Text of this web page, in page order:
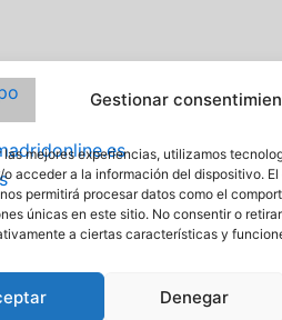
Gestionar
las mejores experiencias, utilizamos
o acceder a la información del dispositivo.
permitirá procesar datos como el
únicas en este sitio. No consentir o
a ciertas características y
Denegar